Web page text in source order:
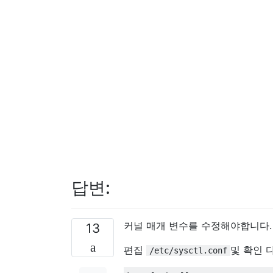
답변:
13
커널 매개 변수를 수정해야합니다.
편집
/etc/sysctl.conf 및 확인